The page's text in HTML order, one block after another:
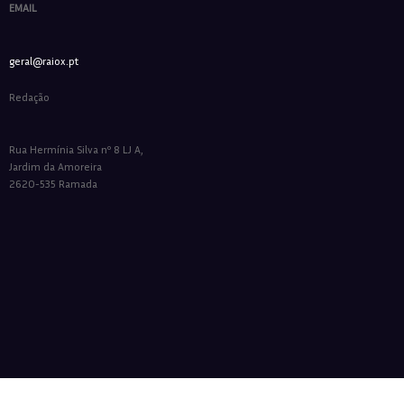
EMAIL
geral@raiox.pt
Redação
Rua Hermínia Silva nº 8 LJ A,
Jardim da Amoreira
2620-535 Ramada